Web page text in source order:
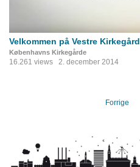
Velkommen på Vestre Kirkegård
Københavns Kirkegårde
16.261 views 2. december 2014
Forrige